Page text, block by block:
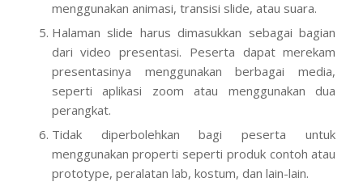
menggunakan animasi, transisi slide, atau suara.
Halaman slide harus dimasukkan sebagai bagian
dari video presentasi. Peserta dapat merekam
presentasinya menggunakan berbagai media,
seperti aplikasi zoom atau menggunakan dua
perangkat.
Tidak diperbolehkan bagi peserta untuk
menggunakan properti seperti produk contoh atau
prototype, peralatan lab, kostum, dan lain-lain.